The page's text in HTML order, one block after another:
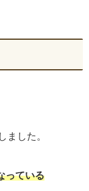
ました。
っている